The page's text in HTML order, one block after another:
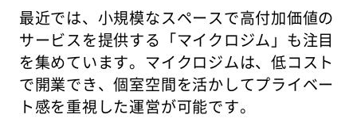
最近では、小規模なスペースで高付加価値の
サービスを提供する「マイクロジム」も注目
を集めています。マイクロジムは、低コスト
で開業でき、個室空間を活かしてプライベー
ト感を重視した運営が可能です。